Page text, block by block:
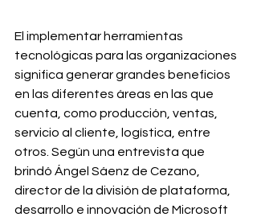
El implementar herramientas
tecnológicas para las organizaciones
significa generar grandes beneficios
en las diferentes áreas en las que
cuenta, como producción, ventas,
servicio al cliente, logística, entre
otros. Según una entrevista que
brindó Ángel Sáenz de Cezano,
director de la división de plataforma,
desarrollo e innovación de Microsoft